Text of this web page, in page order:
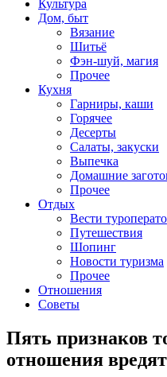
Культура
Дом, быт
Вязание
Шитьё
Фэн-шуй, магия
Прочее
Кухня
Гарниры, каши
Горячее
Десерты
Салаты, закуски
Выпечка
Домашние
Прочее
Отдых
Вести
Путешествия
Шопинг
Новости туризма
Прочее
Отношения
Советы
Пять признаков
отношения